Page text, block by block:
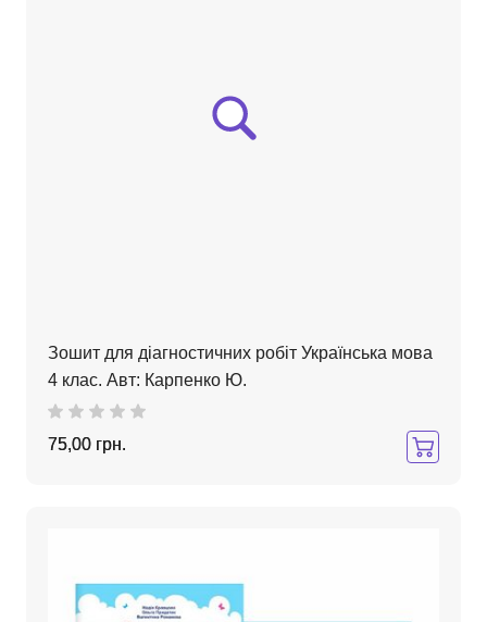
Зошит для діагностичних робіт Українська мова
4 клас. Авт: Карпенко Ю.
75,00 грн.